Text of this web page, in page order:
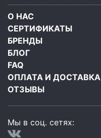
О НАС
СЕРТИФИКАТЫ
БРЕНДЫ
БЛОГ
FAQ
ОПЛАТА И ДОСТАВКА
ОТЗЫВЫ
Мы в соц. сетях: